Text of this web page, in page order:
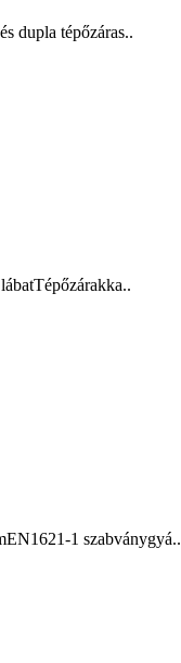
dupla tépőzáras..
1 szabványgyá..